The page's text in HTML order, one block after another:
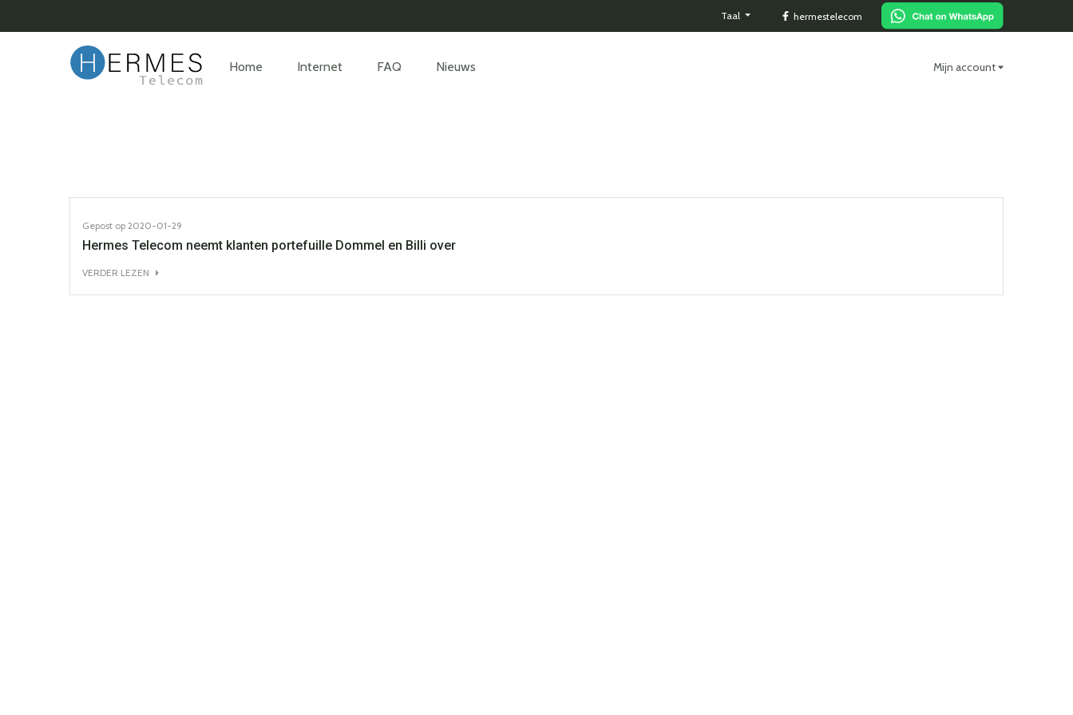
Taal hermestelecom
Home Internet FAQ Nieuws Mijn account
Gepost op 2020-01-29
Hermes Telecom neemt klanten portefuille Dommel en Billi over
VERDER LEZEN